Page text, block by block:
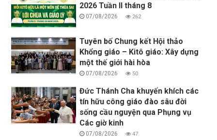
2026 Tuần II tháng 8
07/08/2026 262
Tuyên bố Chung kết Hội thảo
Khổng giáo – Kitô giáo: Xây dựng
một thế giới hài hòa
07/08/2026 50
Đức Thánh Cha khuyến khích các
tín hữu công giáo đào sâu đời
sống cầu nguyện qua Phụng vụ
Các giờ kinh
07/08/2026 47